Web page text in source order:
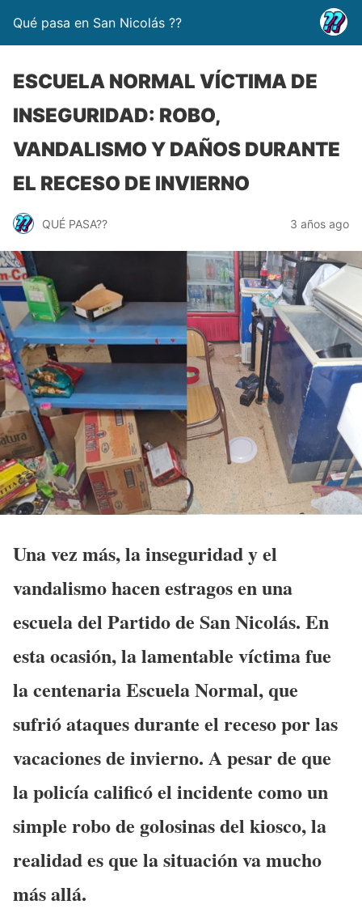
Qué pasa en San Nicolás ??
ESCUELA NORMAL VÍCTIMA DE
INSEGURIDAD: ROBO,
VANDALISMO Y DAÑOS DURANTE
EL RECESO DE INVIERNO
QUÉ PASA?? 3 años ago
Una vez más, la inseguridad y el
vandalismo hacen estragos en una
escuela del Partido de San Nicolás. En
esta ocasión, la lamentable víctima fue
la centenaria Escuela Normal, que
sufrió ataques durante el receso por las
vacaciones de invierno. A pesar de que
la policía calificó el incidente como un
simple robo de golosinas del kiosco, la
realidad es que la situación va mucho
más allá.